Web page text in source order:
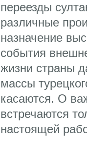
переезды
различные
назначение
события
жизни страны
массы
касаются. О
встречаются
настоящей